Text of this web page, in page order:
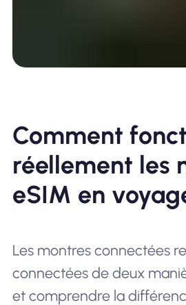
Comment
réellement les
eSIM en
Les montres connectées
connectées de deux
et comprendre la